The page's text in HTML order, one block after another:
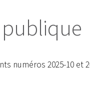
MINEURE,
107-M
numéros 2025-10 et